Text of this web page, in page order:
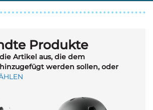
Produkte
Artikel aus, die dem
werden sollen, oder